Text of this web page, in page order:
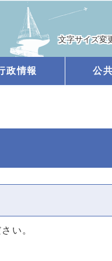
文字サイズ変
政情報 公
い。